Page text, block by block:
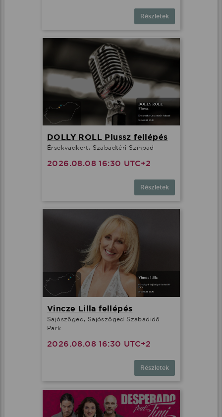
Részletek
DOLLY ROLL Plussz fellépés
Érsekvadkert, Szabadtéri Színpad
2026.08.08 16:30 UTC+2
Részletek
Vincze Lilla fellépés
Sajószöged, Sajószöged Szabadidő
Park
2026.08.08 16:30 UTC+2
Részletek